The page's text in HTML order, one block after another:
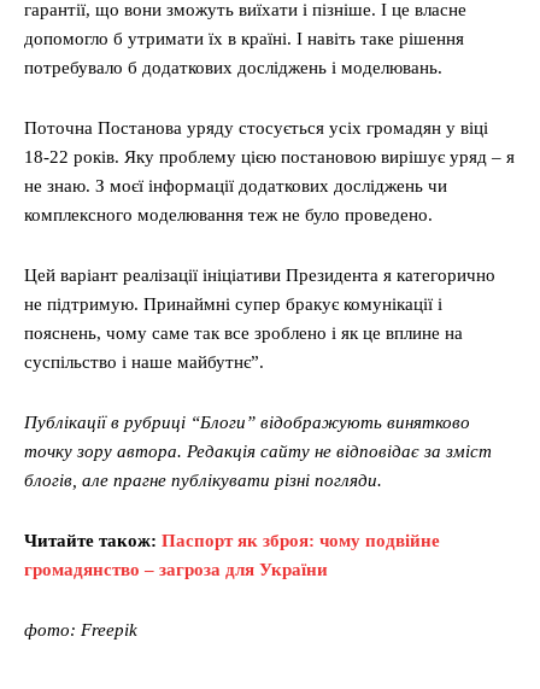
гарантії, що вони зможуть виїхати і пізніше. І це власне
допомогло б утримати їх в країні. І навіть таке рішення
потребувало б додаткових досліджень і моделювань.
Поточна Постанова уряду стосується усіх громадян у віці
18-22 років. Яку проблему цією постановою вирішує уряд – я
не знаю. З моєї інформації додаткових досліджень чи
комплексного моделювання теж не було проведено.
Цей варіант реалізації ініціативи Президента я категорично
не підтримую. Принаймні супер бракує комунікації і
пояснень, чому саме так все зроблено і як це вплине на
суспільство і наше майбутнє”.
Публікації в рубриці “Блоги” відображують винятково
точку зору автора. Редакція сайту не відповідає за зміст
блогів, але прагне публікувати різні погляди.
Читайте також: Паспорт як зброя: чому подвійне
громадянство – загроза для України
фото: Freepik